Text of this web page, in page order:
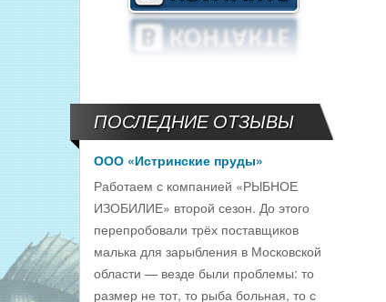
ПОСЛЕДНИЕ ОТЗЫВЫ
ООО «Истринские пруды»
Работаем с компанией «РЫБНОЕ
ИЗОБИЛИЕ» второй сезон. До этого
перепробовали трёх поставщиков
малька для зарыбления в Московской
области — везде были проблемы: то
размер не тот, то рыба больная, то с